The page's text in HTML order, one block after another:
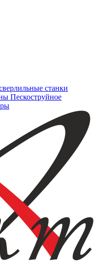
станки
Пескоструйное